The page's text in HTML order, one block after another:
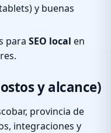
y buenas
para SEO local en
y alcance)
provincia de
integraciones y